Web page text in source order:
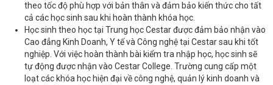
theo tốc độ phù hợp với bản thân và đảm bảo kiến thức cho tất
cả các học sinh sau khi hoàn thành khóa học.
Học sinh theo học tại Trung học Cestar được đảm bảo nhận vào
Cao đẳng Kinh Doanh, Y tế và Công nghệ tại Cestar sau khi tốt
nghiệp. Với việc hoàn thành bài kiểm tra nhập học, học sinh sẽ
tự động được nhận vào Cestar College. Trường cung cấp một
loạt các khóa học hiện đại về công nghệ, quản lý kinh doanh và